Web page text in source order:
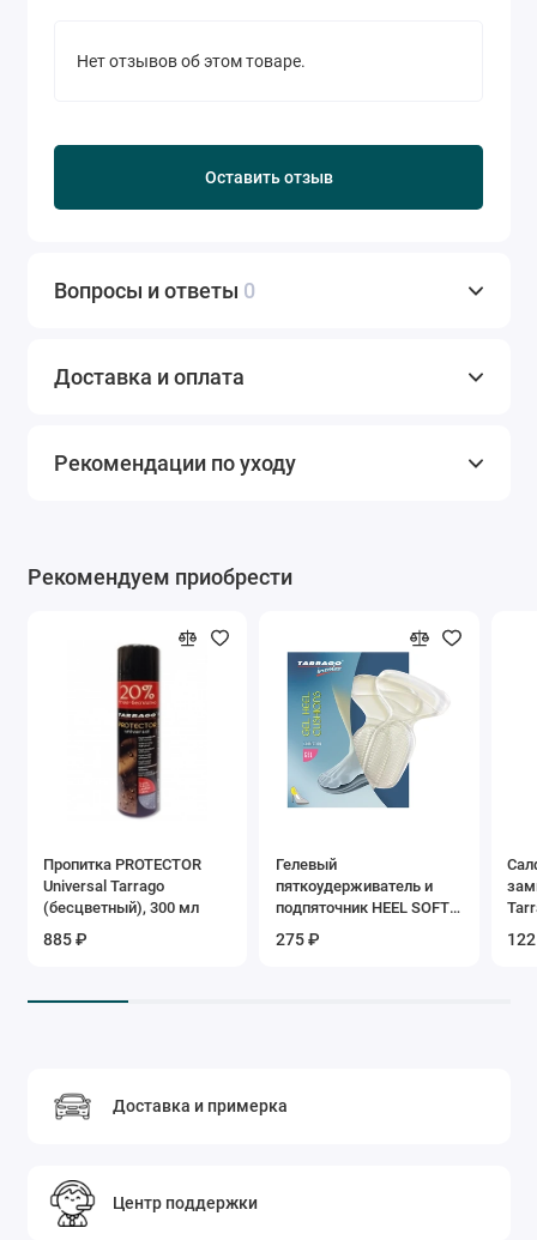
Нет отзывов об этом товаре.
Оставить отзыв
Вопросы и ответы 0
Доставка и оплата
Рекомендации по уходу
Рекомендуем приобрести
Пропитка PROTECTOR
Universal Tarrago
(бесцветный), 300 мл
885 ₽
Гелевый
пяткоудерживатель и
подпяточник HEEL SOFT
275 ₽
Доставка и примерка
Центр поддержки